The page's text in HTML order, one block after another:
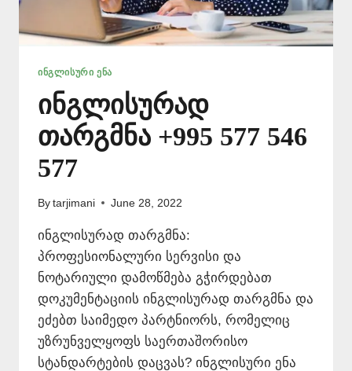
ᲘᲜᲒᲚᲘᲡᲣᲠᲘ ᲔᲜᲐ
ინგლისურად
თარგმნა +995 577 546
577
By tarjimani June 28, 2022
ინგლისურად თარგმნა:
პროფესიონალური სერვისი და
ნოტარიული დამოწმება გჭირდებათ
დოკუმენტაციის ინგლისურად თარგმნა და
ეძებთ საიმედო პარტნიორს, რომელიც
უზრუნველყოფს საერთაშორისო
სტანდარტების დაცვას? ინგლისური ენა